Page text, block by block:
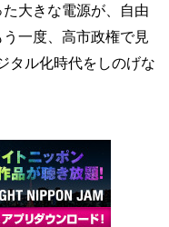
大きな電源が、自由
一度、高市政権で見
タル化時代をしのげな